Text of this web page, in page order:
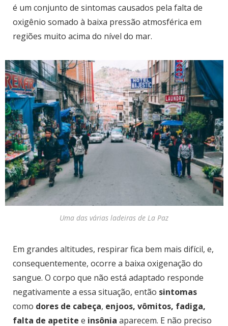
é um conjunto de sintomas causados pela falta de
oxigênio somado à baixa pressão atmosférica em
regiões muito acima do nível do mar.
Uma das várias ladeiras de La Paz
Em grandes altitudes, respirar fica bem mais difícil, e,
consequentemente, ocorre a baixa oxigenação do
sangue. O corpo que não está adaptado responde
negativamente a essa situação, então sintomas
como dores de cabeça, enjoos, vômitos, fadiga,
falta de apetite e insônia aparecem. E não preciso